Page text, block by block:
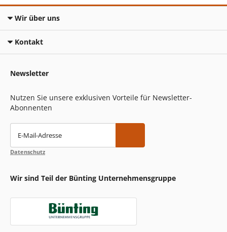
Wir über uns
Kontakt
Newsletter
Nutzen Sie unsere exklusiven Vorteile für Newsletter-
Abonnenten
E-Mail-Adresse
Datenschutz
Wir sind Teil der Bünting Unternehmensgruppe